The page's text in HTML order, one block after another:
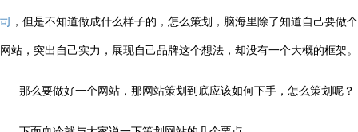
司 ，但是不知道做成什么样子的，怎么策划，脑海里除了知道自己要做个
网站，突出自己实力，展现自己品牌这个想法，却没有一个大概的框架。
那么要做好一个网站，那网站策划到底应该如何下手，怎么策划呢？